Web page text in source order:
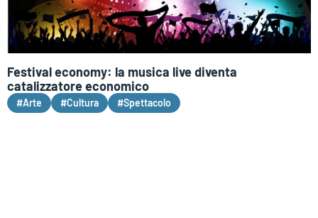
Festival economy: la musica live diventa
catalizzatore economico
#Arte #Cultura #Spettacolo